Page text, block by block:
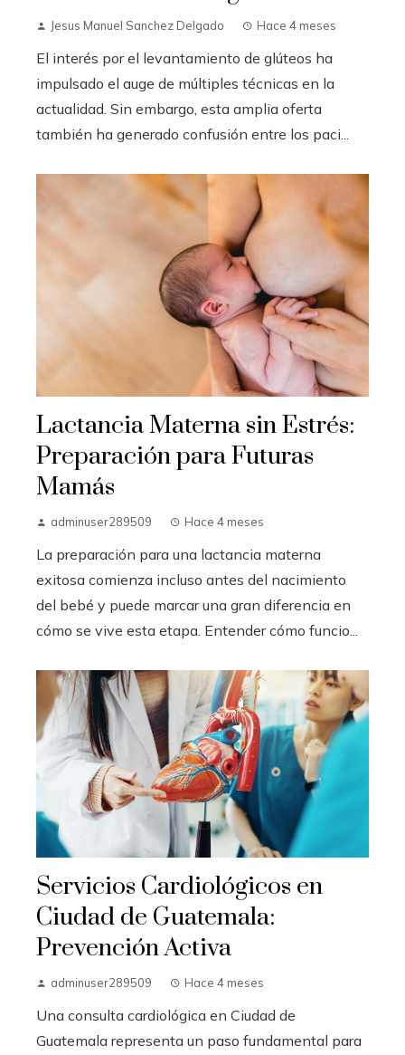
Jesus Manuel Sanchez Delgado Hace 4 meses
El interés por el levantamiento de glúteos ha
impulsado el auge de múltiples técnicas en la
actualidad. Sin embargo, esta amplia oferta
también ha generado confusión entre los paci...
Lactancia Materna sin Estrés:
Preparación para Futuras
Mamás
adminuser289509 Hace 4 meses
La preparación para una lactancia materna
exitosa comienza incluso antes del nacimiento
del bebé y puede marcar una gran diferencia en
cómo se vive esta etapa. Entender cómo funcio...
Servicios Cardiológicos en
Ciudad de Guatemala:
Prevención Activa
adminuser289509 Hace 4 meses
Una consulta cardiológica en Ciudad de
Guatemala representa un paso fundamental para